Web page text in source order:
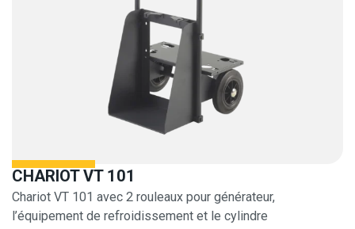
CHARIOT VT 101
Chariot VT 101 avec 2 rouleaux pour générateur,
l’équipement de refroidissement et le cylindre